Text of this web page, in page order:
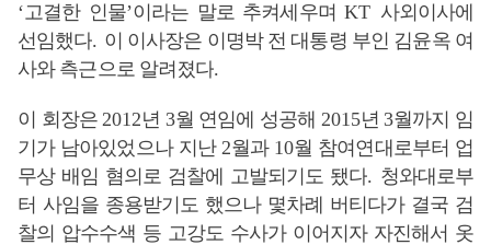
‘고결한 인물’이라는 말로 추켜세우며KT 사외이사에
선임했다. 이 이사장은 이명박 전 대통령 부인 김윤옥 여
사와 측근으로 알려졌다.
이 회장은2012년 3월 연임에 성공해 2015년3월까지 임
기가 남아있었으나 지난 2월과 10월 참여연대로부터 업
무상 배임 혐의로 검찰에 고발되기도 됐다. 청와대로부
터 사임을 종용받기도 했으나 몇차례 버티다가 결국 검
찰의 압수수색 등 고강도 수사가 이어지자 자진해서 옷